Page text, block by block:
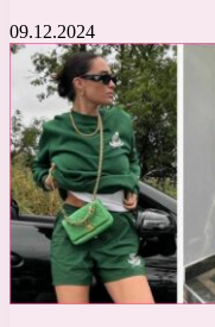
09.12.2024